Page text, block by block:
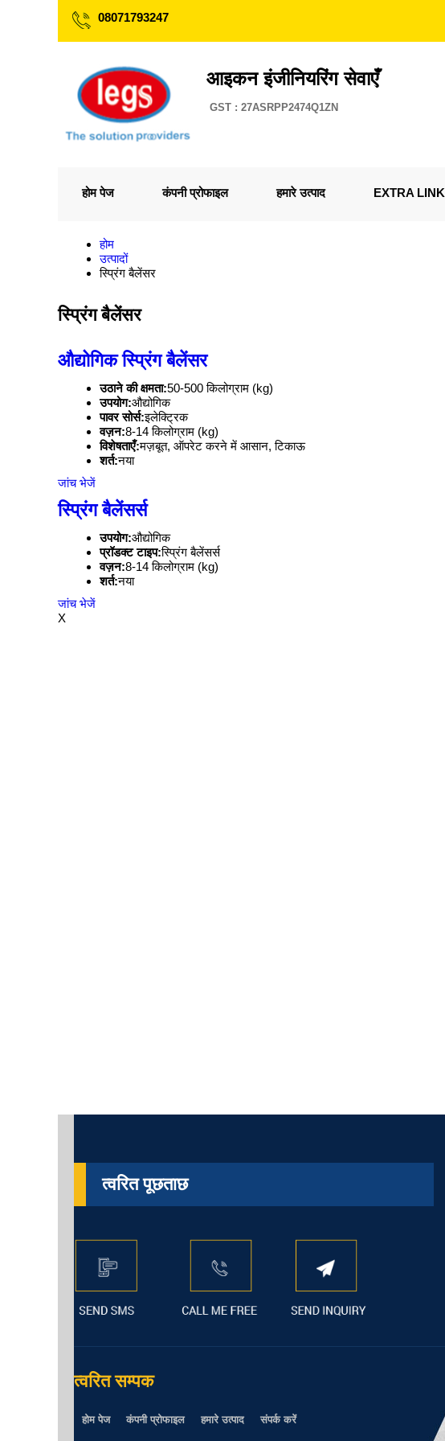
08071793247
आइकन इंजीनियरिंग सेवाएँ
GST : 27ASRPP2474Q1ZN
होम पेज कंपनी प्रोफाइल हमारे उत्पाद EXTRA LINK
होम
उत्पादों
स्प्रिंग बैलेंसर
स्प्रिंग बैलेंसर
औद्योगिक स्प्रिंग बैलेंसर
उठाने की क्षमता:50-500 किलोग्राम (kg)
उपयोग:औद्योगिक
पावर सोर्स:इलेक्ट्रिक
वज़न:8-14 किलोग्राम (kg)
विशेषताएँ:मज़बूत, ऑपरेट करने में आसान, टिकाऊ
शर्त:नया
जांच भेजें
स्प्रिंग बैलेंसर्स
उपयोग:औद्योगिक
प्रॉडक्ट टाइप:स्प्रिंग बैलेंसर्स
वज़न:8-14 किलोग्राम (kg)
शर्त:नया
जांच भेजें
X
त्वरित पूछताछ
त्वरित सम्पक
होम पेज कंपनी प्रोफाइल हमारे उत्पाद संपर्क करें